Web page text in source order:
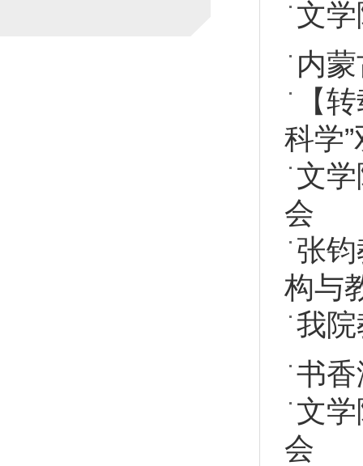
文
内
【
科学
文
会
张
构与
我
书
文
会